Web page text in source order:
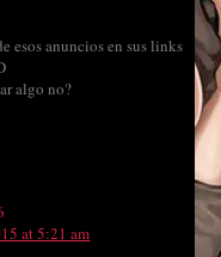
esos anuncios en sus links
algo no?
at 5:21 am